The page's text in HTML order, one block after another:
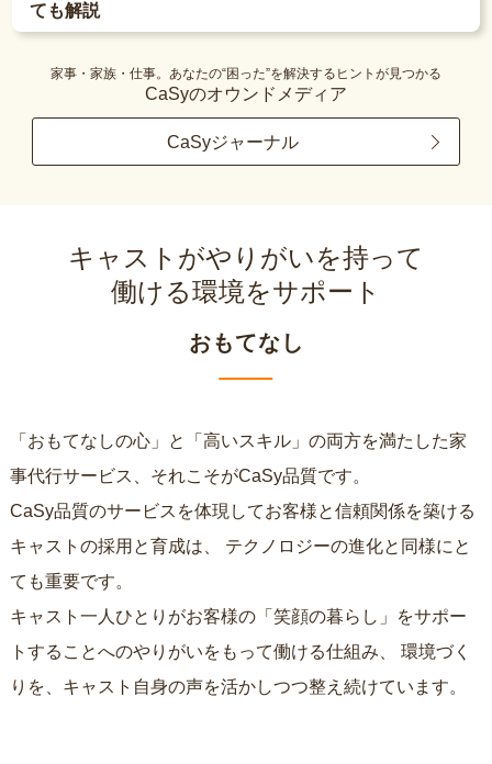
ても解説
家事・家族・仕事。あなたの“困った”を解決するヒントが見つかる
CaSyのオウンドメディア
CaSyジャーナル
キャストがやりがいを持って
働ける環境をサポート
おもてなし
「おもてなしの心」と「高いスキル」の両方を満たした家
事代行サービス、それこそがCaSy品質です。
CaSy品質のサービスを体現してお客様と信頼関係を築ける
キャストの採用と育成は、
ても重要です。
キャスト一人ひとりがお客様の「笑顔の暮らし」をサポー
トすることへのやりがいをもって働ける仕組み、
りを、キャスト自身の声を活かしつつ整え続けています。